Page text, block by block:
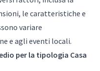
le caratteristiche e
variare
e agli eventi locali.
per la tipologia Casa